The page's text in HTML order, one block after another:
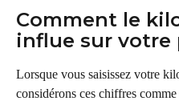
Comment le
influe sur votre
Lorsque vous saisissez votre
considérons ces chiffres